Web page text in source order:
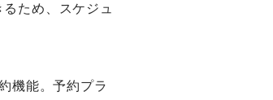
ため、スケジュ
機能。予約プラ